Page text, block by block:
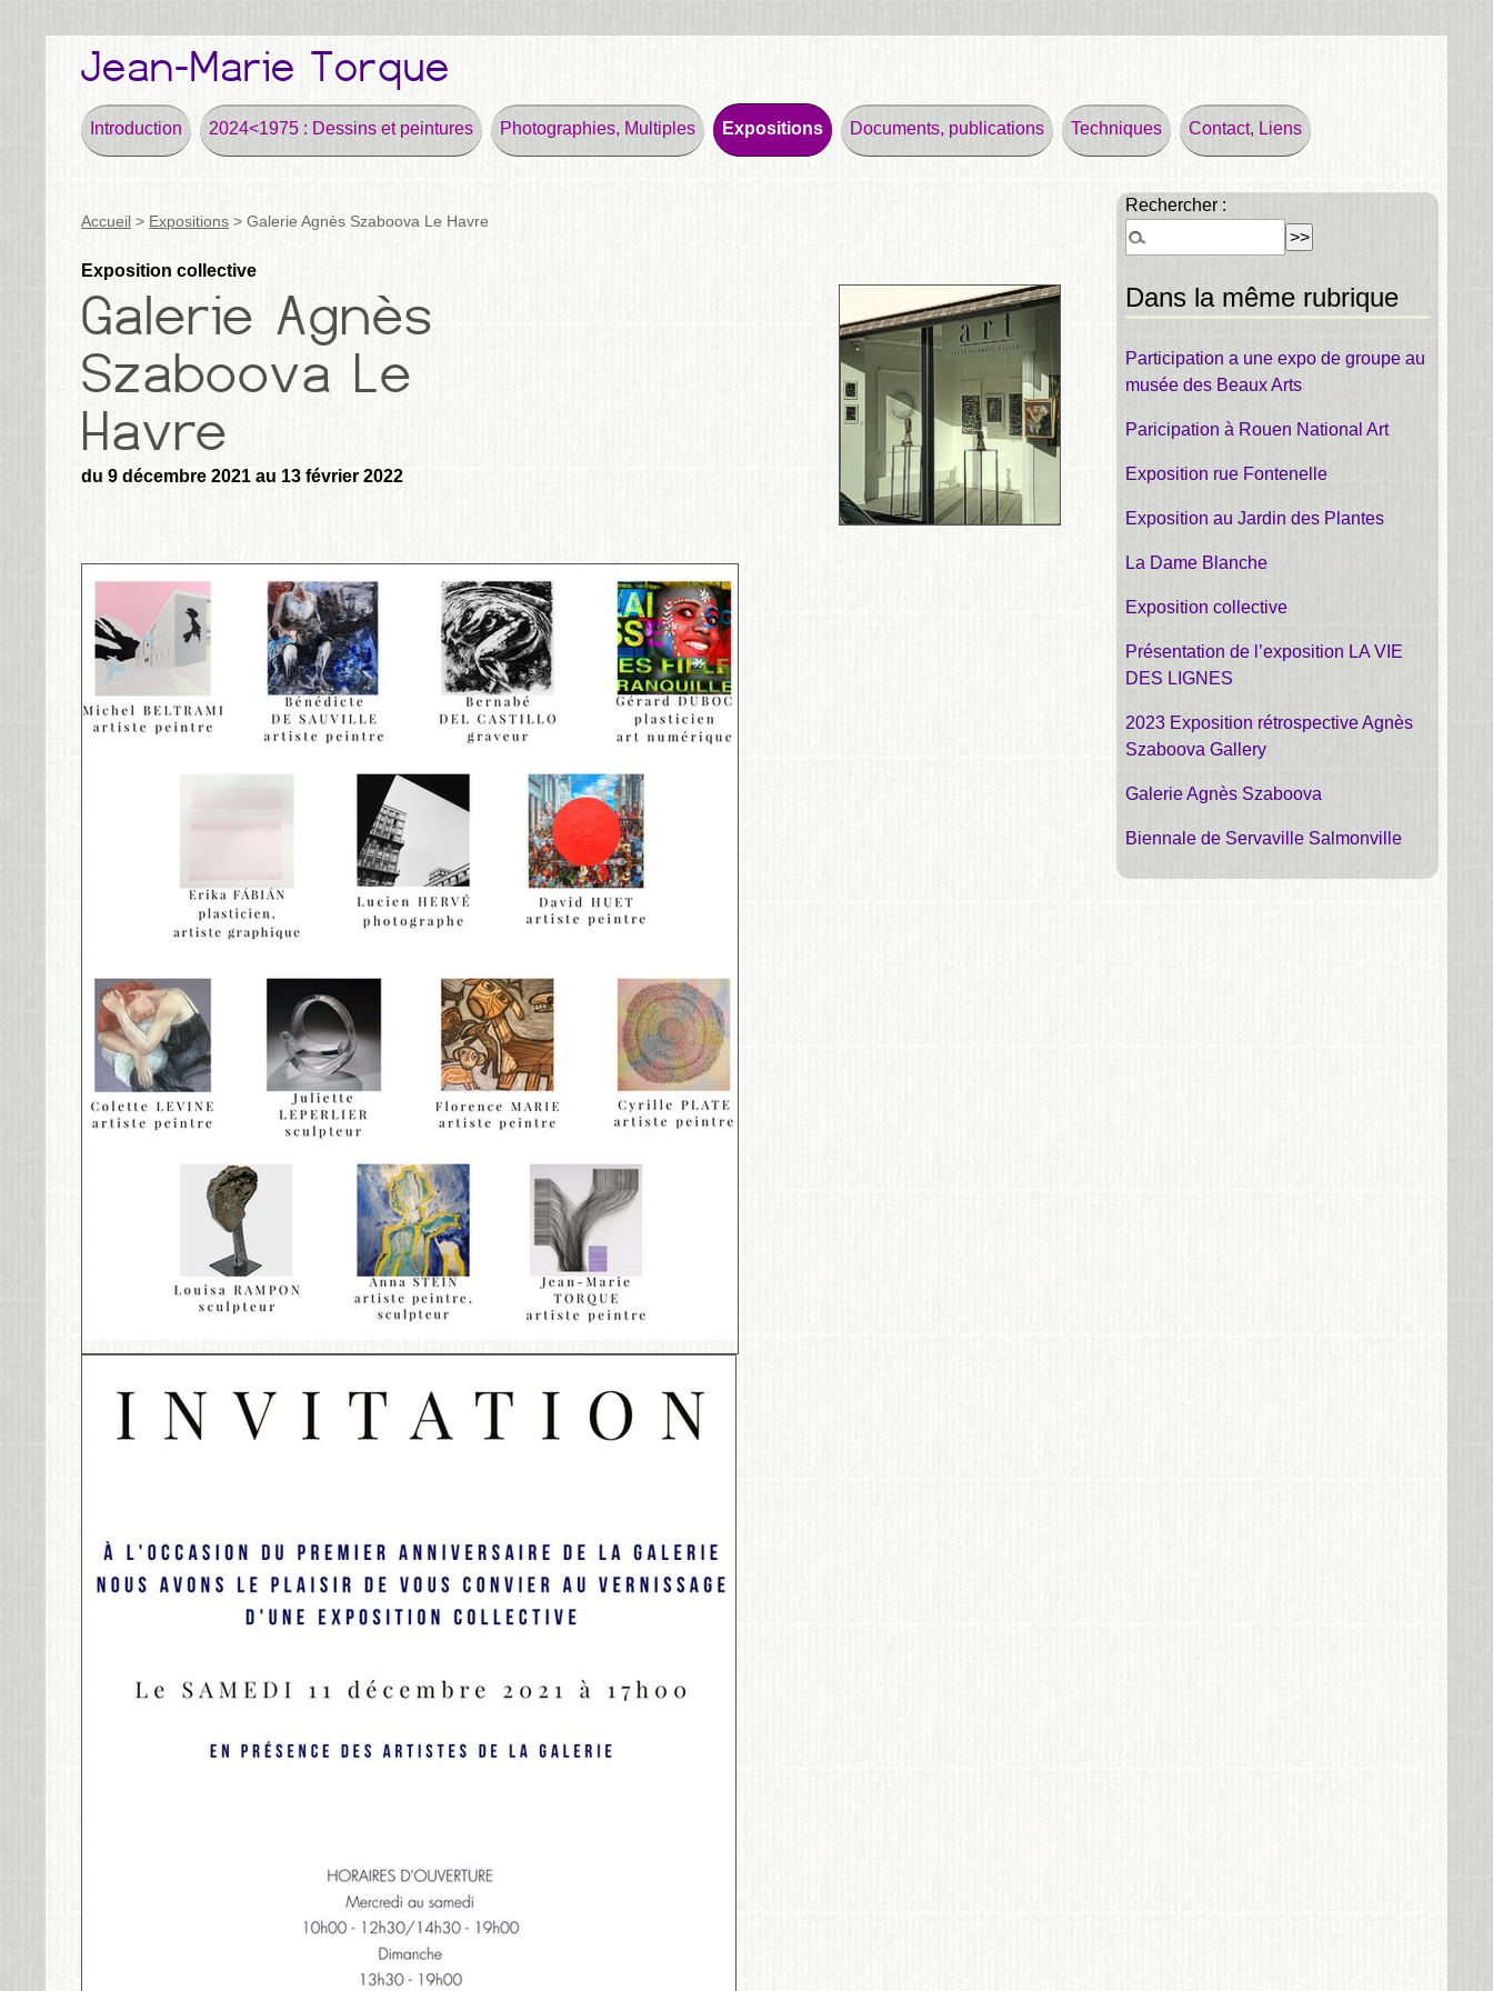
Introduction 2024<1975 : Dessins et peintures Photographies, Multiples Expositions Documents, publications Techniques Contact, Liens
Accueil > Expositions >Galerie Agnès Szaboova Le Havre
Exposition collective
du 9 décembre 2021 au 13 février 2022
Rechercher :
Dans la même rubrique
Participation a une expo de groupe au
musée des Beaux Arts
Paricipation à Rouen National Art
Exposition rue Fontenelle
Exposition au Jardin des Plantes
La Dame Blanche
Exposition collective
Présentation de l’exposition LA VIE
DES LIGNES
2023 Exposition rétrospective Agnès
Szaboova Gallery
Galerie Agnès Szaboova
Biennale de Servaville Salmonville